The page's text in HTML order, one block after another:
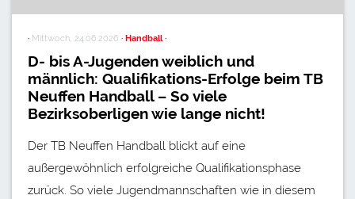
· Mittwoch, 24.06.2026 · Handball ·
D- bis A-Jugenden weiblich und
männlich: Qualifikations-Erfolge beim TB
Neuffen Handball – So viele
Bezirksoberligen wie lange nicht!
Der TB Neuffen Handball blickt auf eine
außergewöhnlich erfolgreiche Qualifikationsphase
zurück. So viele Jugendmannschaften wie in diesem